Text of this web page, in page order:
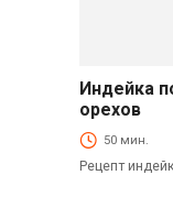
Горячие блюда
Индейка
орехов
50 мин.
Рецепт